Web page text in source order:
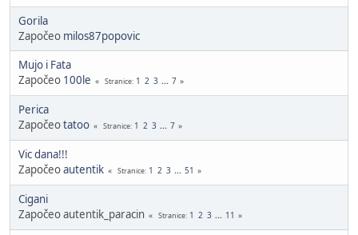
Gorila
Započeo milos87popovic
Mujo i Fata
Započeo 100le Stranice 1 2 3 ... 7
Perica
Započeotatoo Stranice 1 2 3 ... 7
Vic dana!!!
Započeoautentik Stranice 1 2 3 ... 51
Cigani
Započeo autentik_paracin
Stranice 1 2 3 ... 11